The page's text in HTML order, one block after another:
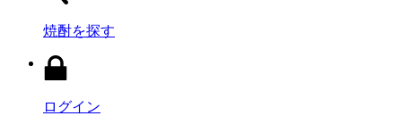
焼酎を探す
ログイン